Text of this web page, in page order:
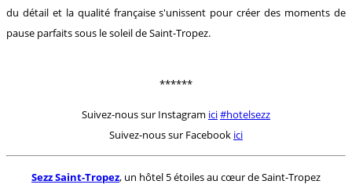
du détail et la qualité française s'unissent pour créer des moments de
pause parfaits sous le soleil de Saint-Tropez.
******
Suivez-nous sur Instagram ici#hotelsezz
Suivez-nous sur Facebook ici
Sezz Saint-Tropez, un hôtel 5 étoiles au cœur de Saint-Tropez